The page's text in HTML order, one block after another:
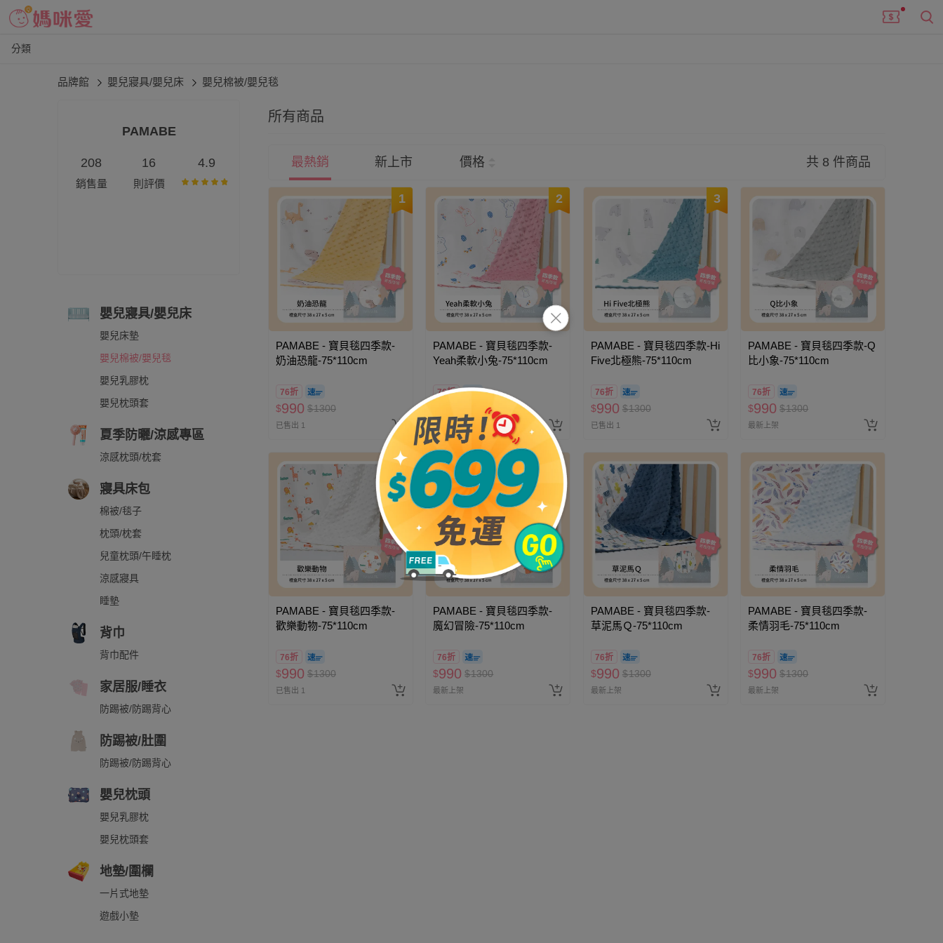
分類
品牌館 嬰兒寢具/嬰兒床 嬰兒棉被/嬰兒毯
PAMABE
208
銷售量
16
則評價
4.9
嬰兒寢具/嬰兒床
嬰兒床墊
嬰兒棉被/嬰兒毯
嬰兒乳膠枕
嬰兒枕頭套
夏季防曬/涼感專區
涼感枕頭/枕套
寢具床包
棉被/毯子
枕頭/枕套
兒童枕頭/午睡枕
涼感寢具
睡墊
背巾
背巾配件
家居服/睡衣
防踢被/防踢背心
防踢被/肚圍
防踢被/防踢背心
嬰兒枕頭
嬰兒乳膠枕
嬰兒枕頭套
地墊/圍欄
一片式地墊
遊戲小墊
所有商品
最熱銷 新上市 價格 共 8 件商品
1
PAMABE - 寶貝毯四季款-
奶油恐龍-75*110cm
76折
$990 $1300
已售出 1
2
PAMABE - 寶貝毯四季款-
Yeah柔軟小兔-75*110cm
76折
1300
已售出 2
3
PAMABE - 寶貝毯四季款-Hi
Five北極熊-75*110cm
76折
$990 $1300
已售出 1
PAMABE - 寶貝毯四季款-Q
比小象-75*110cm
76折
$990 $1300
最新上架
PAMABE - 寶貝毯四季款-
歡樂動物-75*110cm
76折
$990 $1300
已售出 1
PAMABE - 寶貝毯四季款-
魔幻冒險-75*110cm
76折
$990 $1300
最新上架
PAMABE - 寶貝毯四季款-
草泥馬Ｑ-75*110cm
76折
$990 $1300
最新上架
PAMABE - 寶貝毯四季款-
柔情羽毛-75*110cm
76折
$990 $1300
最新上架